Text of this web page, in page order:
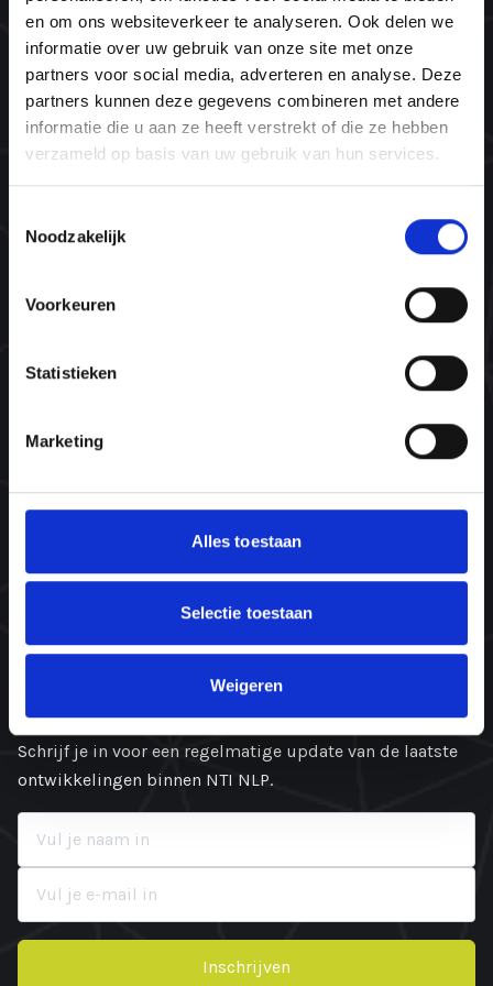
en om ons websiteverkeer te analyseren. Ook delen we
informatie over uw gebruik van onze site met onze
partners voor social media, adverteren en analyse. Deze
partners kunnen deze gegevens combineren met andere
informatie die u aan ze heeft verstrekt of die ze hebben
verzameld op basis van uw gebruik van hun services.
Noodzakelijk
Voorkeuren
Statistieken
Marketing
Alles toestaan
Selectie toestaan
Weigeren
Missie & visie
Plant bomen. Red levens.
Navigatie
Opleidingen
Contact
072-505 35 01
06-45 66 44 66 (alleen WhatsApp, nieuw!)
Oosterzijweg 8
KvK: 87532352
Schrijf je in voor een regelmatige update van de laatste
ontwikkelingen binnen NTI NLP.
Inschrijven